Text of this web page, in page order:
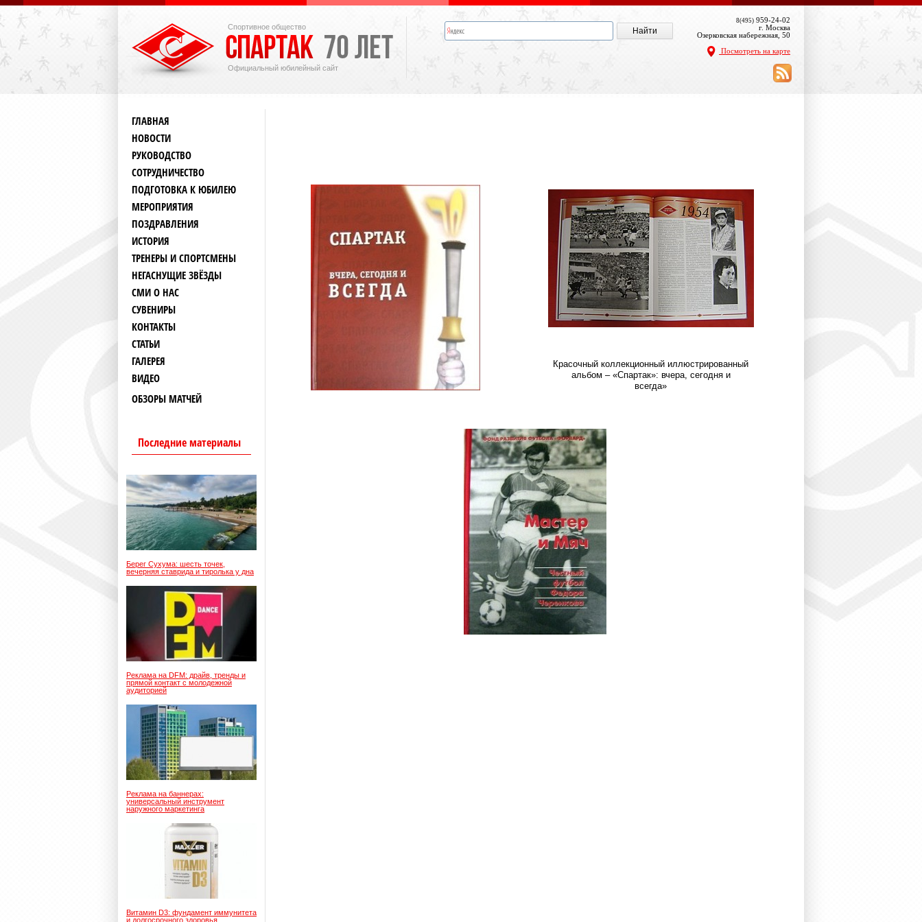
Спортивное общество
Официальный юбилейный сайт
8(495) 959-24-02
г. Москва
Озерковская набережная, 50
Посмотреть на карте
ГЛАВНАЯ
НОВОСТИ
РУКОВОДСТВО
СОТРУДНИЧЕСТВО
ПОДГОТОВКА К ЮБИЛЕЮ
МЕРОПРИЯТИЯ
ПОЗДРАВЛЕНИЯ
ИСТОРИЯ
ТРЕНЕРЫ И СПОРТСМЕНЫ
НЕГАСНУЩИЕ ЗВЁЗДЫ
СМИ О НАС
СУВЕНИРЫ
КОНТАКТЫ
СТАТЬИ
ГАЛЕРЕЯ
ВИДЕО
ОБЗОРЫ МАТЧЕЙ
Последние материалы
Берег Сухума: шесть точек,
вечерняя ставрида и тиролька у дна
Реклама на DFM: драйв, тренды и
прямой контакт с молодежной
аудиторией
Реклама на баннерах:
универсальный инструмент
наружного маркетинга
Витамин D3: фундамент иммунитета
и долгосрочного здоровья
Красочный коллекционный иллюстрированный
альбом – «Спартак»: вчера, сегодня и
всегда»